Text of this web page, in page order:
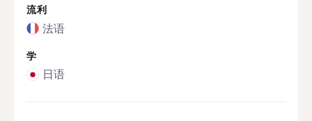
流利
法语
学
日语